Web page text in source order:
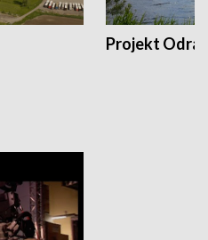
Projekt Odra